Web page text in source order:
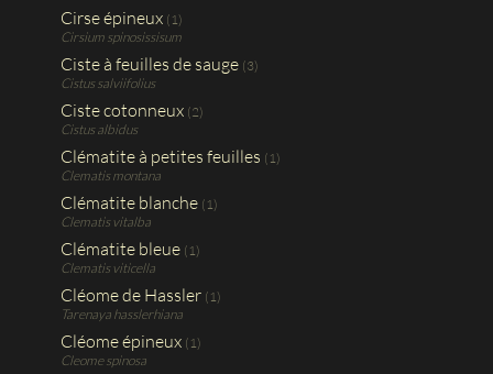
Cirse épineux (1)
Cirsium spinosissisum
Ciste à feuilles de sauge (3)
Cistus salviifolius
Ciste cotonneux (2)
Cistus albidus
Clématite à petites feuilles (1)
Clematis montana
Clématite blanche (1)
Clematis vitalba
Clématite bleue (1)
Clematis viticella
Cléome de Hassler (1)
Tarenaya hasslerhiana
Cléome épineux (1)
Cleome spinosa